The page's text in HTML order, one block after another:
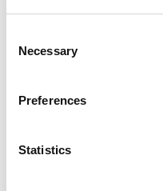
Selection
Necessary
Preferences
Statistics
Integraties